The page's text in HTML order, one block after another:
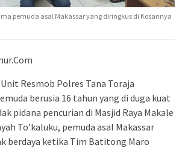
pemuda asal Makassar yang diringkus di Kosannya
Resmob Polres Tana Toraja
berusia 16 tahun yang di duga kuat
pidana pencurian di Masjid Raya Makale
To’kaluku, pemuda asal Makassar
berdaya ketika Tim Batitong Maro